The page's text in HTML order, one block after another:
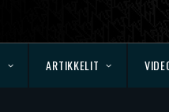
ARTIKKELIT